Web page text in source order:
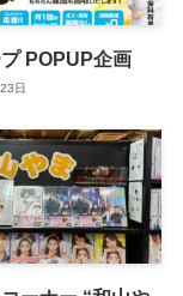
POPUP企画
日